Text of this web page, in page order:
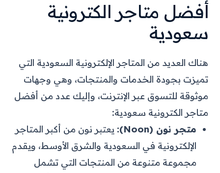
أفضل متاجر الكترونية
سعودية
هناك العديد من المتاجر الإلكترونية السعودية التي
تميزت بجودة الخدمات والمنتجات، وهي وجهات
موثوقة للتسوق عبر الإنترنت، وإليك عدد من أفضل
متاجر الكترونية سعودية:
متجر نون (Noon):
يعتبر نون من أكبر المتاجر
الإلكترونية في السعودية والشرق الأوسط، ويقدم
مجموعة متنوعة من المنتجات التي تشمل